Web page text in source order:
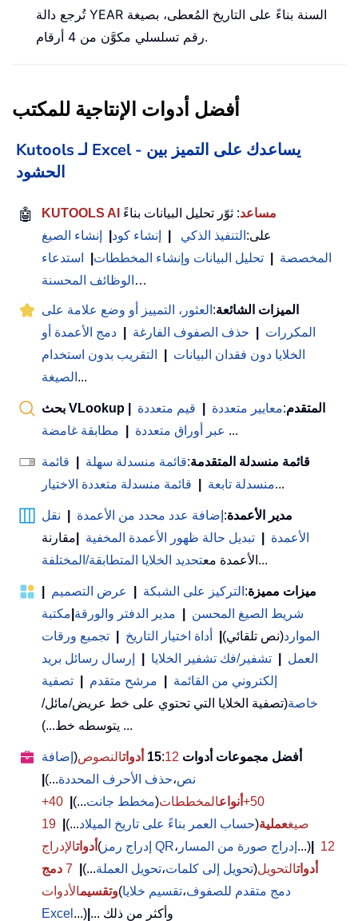
تُرجع دالة YEAR السنة بناءً على التاريخ المُعطى، بصيغة
رقم تسلسلي مكوَّن من 4 أرقام.
أفضل أدوات الإنتاجية للمكتب
Kutools لـ Excel - يساعدك على التميز بين
الحشود
🤖 KUTOOLS AI مساعد: ثوّر تحليل البيانات بناءً
على: التنفيذ الذكي إنشاء كود
إنشاء الصيغ
المخصصة
تحليل البيانات وإنشاء المخططات
استدعاء
الوظائف المحسنة …
الميزات الشائعة: العثور، التمييز أو وضع علامة على
المكررات
حذف الصفوف الفارغة
دمج الأعمدة أو
الخلايا دون فقدان البيانات
التقريب بدون استخدام
الصيغة ...
بحث VLookup المتقدم:معايير متعددة قيم متعددة
عبر أوراق متعددة
مطابقة غامضة ...
قائمة منسدلة المتقدمة:قائمة منسدلة سهلة
قائمة
منسدلة تابعة
قائمة منسدلة متعددة الاختيار ...
مدير الأعمدة: إضافة عدد محدد من الأعمدة
نقل
الأعمدة
تبديل حالة ظهور الأعمدة المخفية
مقارنة
الأعمدة معتحديد الخلايا المتطابقة/المختلفة ...
ميزات مميزة: التركيز على الشبكة عرض التصميم
شريط الصيغ المحسن
مدير الدفتر والورقة مكتبة
الموارد(نص تلقائي) أداة اختيار التاريخ
تجميع ورقات
العمل
تشفير/فك تشفير الخلايا
إرسال رسائل بريد
إلكتروني من القائمة
مرشح متقدم
تصفية
خاصة(تصفية الخلايا التي تحتوي على خط عريض/مائل/
يتوسطه خط...) ...
أفضل مجموعات أدوات 15 :12 أدواتالنصوص( إضافة
نص،حذف الأحرف المحددة...)
50+
أنواعالمخططات(مخطط جانت...)
40+
صيغعملية(حساب العمر بناءً على تاريخ الميلاد...)
19
أدواتالإدراج ( إدراج رمز QR، إدراج صورة من المسار ...)
12
أدواتالتحويل(تحويل إلى كلمات،تحويل العملة...)
7 دمج
وتقسيمالأدوات ( دمج متقدم للصفوف،تقسيم خلايا
Excel ...) ... وأكثر من ذلك